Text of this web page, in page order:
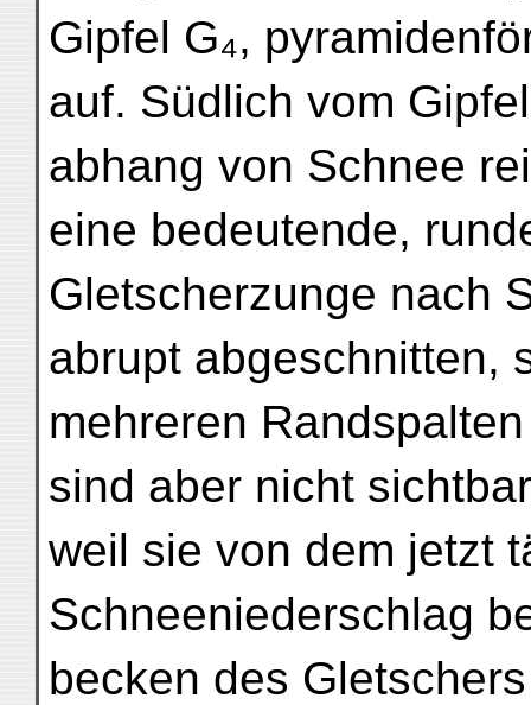
Gipfel G₄,
auf. Südlich vom
abhang von Schnee
eine bedeutende,
Gletscherzunge nach
abrupt abgeschnitten,
mehreren
sind aber nicht
weil sie von dem jetzt
Schneeniederschlag
becken des